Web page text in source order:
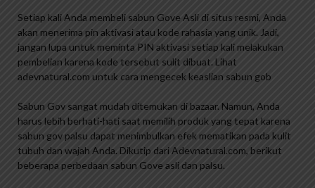
Setiap kali Anda membeli sabun Gove Asli di situs resmi, Anda
akan menerima pin aktivasi atau kode rahasia yang unik. Jadi,
jangan lupa untuk meminta PIN aktivasi setiap kali melakukan
pembelian karena kode tersebut sulit dibuat. Lihat
adevnatural.com untuk cara mengecek keaslian sabun gob
Sabun Gov sangat mudah ditemukan di bazaar. Namun, Anda
harus lebih berhati-hati saat memilih produk yang tepat karena
sabun gov palsu dapat menimbulkan efek mematikan pada kulit
tubuh dan wajah Anda. Dikutip dari Adevnatural.com, berikut
beberapa perbedaan sabun Gove asli dan palsu.